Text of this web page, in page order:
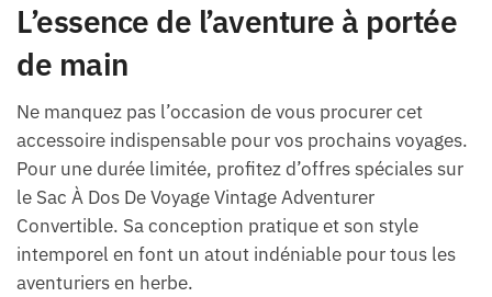
L’essence de l’aventure à portée
de main
Ne manquez pas l’occasion de vous procurer cet
accessoire indispensable pour vos prochains voyages.
Pour une durée limitée, profitez d’offres spéciales sur
le Sac À Dos De Voyage Vintage Adventurer
Convertible. Sa conception pratique et son style
intemporel en font un atout indéniable pour tous les
aventuriers en herbe.